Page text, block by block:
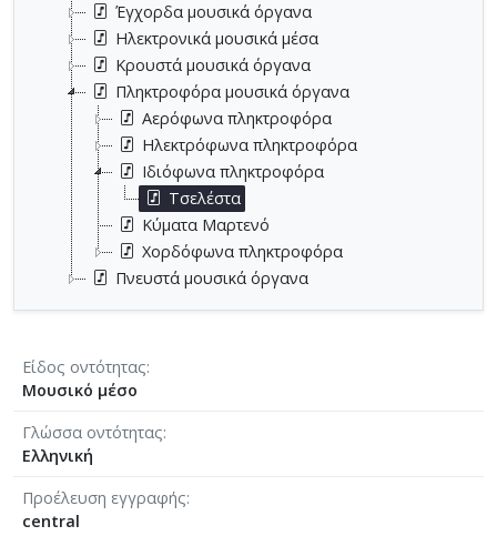
Έγχορδα μουσικά όργανα
Ηλεκτρονικά μουσικά μέσα
Κρουστά μουσικά όργανα
Πληκτροφόρα μουσικά όργανα
Αερόφωνα πληκτροφόρα
Ηλεκτρόφωνα πληκτροφόρα
Ιδιόφωνα πληκτροφόρα
Τσελέστα
Κύματα Μαρτενό
Χορδόφωνα πληκτροφόρα
Πνευστά μουσικά όργανα
Είδος οντότητας
Μουσικό μέσο
Γλώσσα οντότητας
Ελληνική
Προέλευση εγγραφής
central